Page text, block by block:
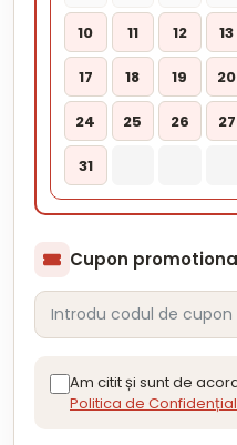
10 11 12 13
17 18 19 20
24 25 26 27
31
Cupon
Am citit și sunt de
Politica de